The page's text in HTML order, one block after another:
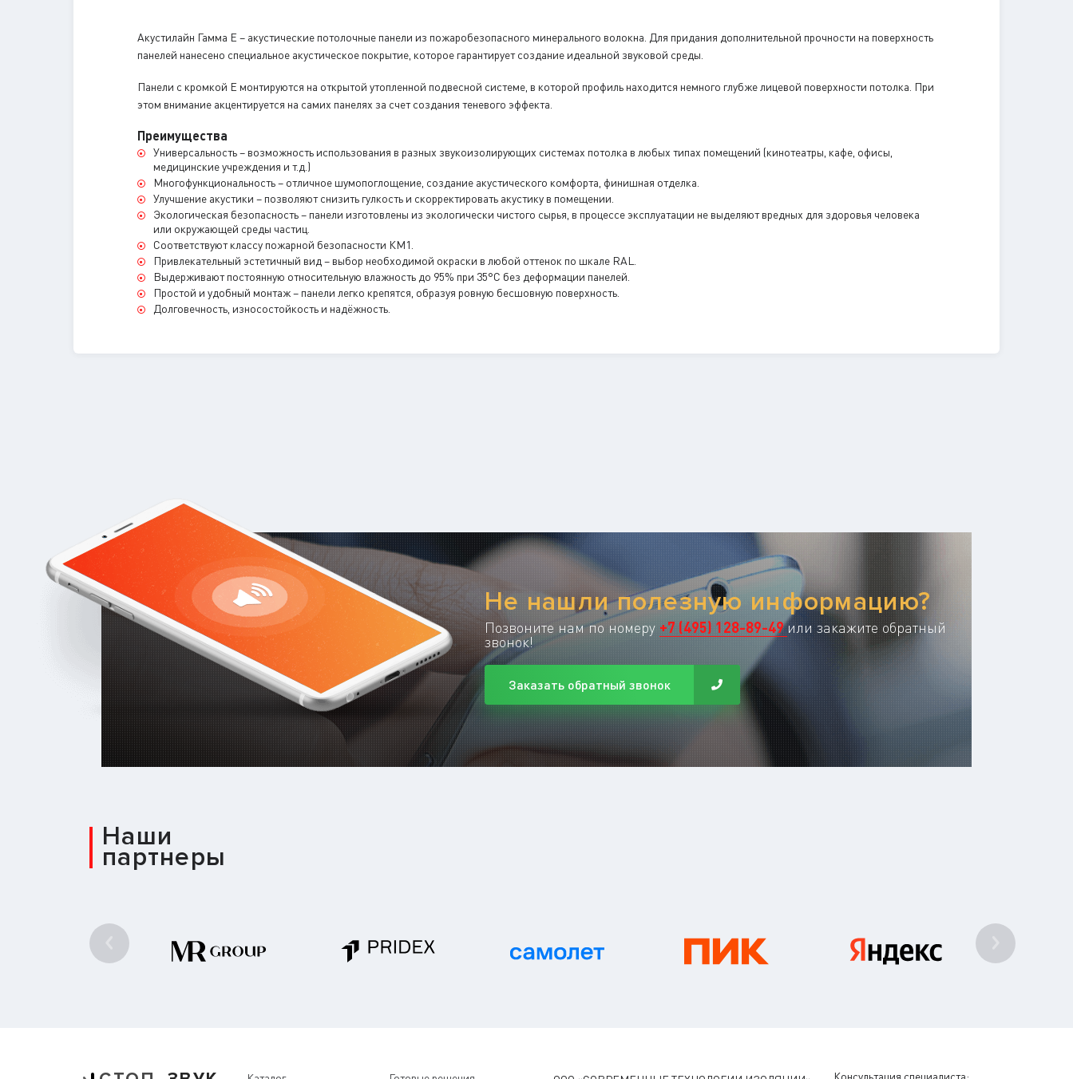
Акустилайн Гамма E – акустические потолочные панели из пожаробезопасного минерального волокна. Для придания дополнительной прочности на поверхность
панелей нанесено специальное акустическое покрытие, которое гарантирует создание идеальной звуковой среды.
Панели с кромкой Е монтируются на открытой утопленной подвесной системе, в которой профиль находится немного глубже лицевой поверхности потолка. При
этом внимание акцентируется на самих панелях за счет создания теневого эффекта.
Преимущества
Универсальность – возможность использования в разных звукоизолирующих системах потолка в любых типах помещений (кинотеатры, кафе, офисы,
медицинские учреждения и т.д.)
Многофункциональность – отличное шумопоглощение, создание акустического комфорта, финишная отделка.
Улучшение акустики – позволяют снизить гулкость и скорректировать акустику в помещении.
Экологическая безопасность – панели изготовлены из экологически чистого сырья, в процессе эксплуатации не выделяют вредных для здоровья человека
или окружающей среды частиц.
Соответствуют классу пожарной безопасности КМ1.
Привлекательный эстетичный вид – выбор необходимой окраски в любой оттенок по шкале RAL.
Выдерживают постоянную относительную влажность до 95% при 35°С без деформации панелей.
Простой и удобный монтаж – панели легко крепятся, образуя ровную бесшовную поверхность.
Долговечность, износостойкость и надёжность.
Не нашли полезную информацию?
Позвоните нам по номеру +7 (495) 128-89-49или закажите обратный
звонок!
Заказать обратный звонок
Наши
партнеры
Консультация специалиста: